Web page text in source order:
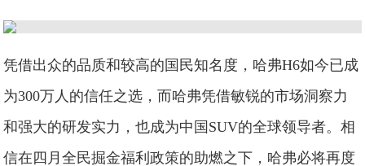
凭借出众的品质和较高的国民知名度，哈弗H6如今已成
为300万人的信任之选，而哈弗凭借敏锐的市场洞察力
和强大的研发实力，也成为中国SUV的全球领导者。相
信在四月全民掘金福利政策的助燃之下，哈弗必将再度